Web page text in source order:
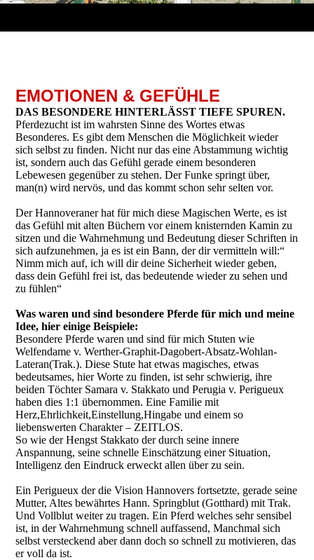
EMOTIONEN & GEFÜHLE
DAS BESON­DERE HINTER­LÄSST TIEFE SPUREN.
Pferdezucht ist im wahrsten Sinne des Wortes etwas
Besonderes. Es gibt dem Menschen die Möglichkeit wieder
sich selbst zu finden. Nicht nur das eine Abstammung wichtig
ist, sondern auch das Gefühl gerade einem besonderen
Lebewesen gegenüber zu stehen. Der Funke springt über,
man(n) wird nervös, und das kommt schon sehr selten vor.
Der Hannoveraner hat für mich diese Magischen Werte, es ist
das Gefühl mit alten Büchern vor einem knisternden Kamin zu
sitzen und die Wahrnehmung und Bedeutung dieser Schriften in
sich aufzunehmen, ja es ist ein Bann, der dir vermitteln will:“
Nimm mich auf, ich will dir deine Sicherheit wieder geben,
dass dein Gefühl frei ist, das bedeutende wieder zu sehen und
zu fühlen“
Was waren und sind besondere Pferde für mich und meine
Idee, hier einige Beispiele:
Besondere Pferde waren und sind für mich Stuten wie
Welfendame v. Werther-Graphit-Dagobert-Absatz-Wohlan-
Lateran(Trak.). Diese Stute hat etwas magisches, etwas
bedeutsames, hier Worte zu finden, ist sehr schwierig, ihre
beiden Töchter Samara v. Stakkato und Perugia v. Perigueux
haben dies 1:1 übernommen. Eine Familie mit
Herz,Ehrlichkeit,Einstellung,Hingabe und einem so
liebenswerten Charakter – ZEITLOS.
So wie der Hengst Stakkato der durch seine innere
Anspannung, seine schnelle Einschätzung einer Situation,
Intelligenz den Eindruck erweckt allen über zu sein.
Ein Perigueux der die Vision Hannovers fortsetzte, gerade seine
Mutter, Altes bewährtes Hann. Springblut (Gotthard) mit Trak.
Und Vollblut weiter zu tragen. Ein Pferd welches sehr sensibel
ist, in der Wahrnehmung schnell auffassend, Manchmal sich
selbst versteckend aber dann doch so schnell zu motivieren, das
er voll da ist.